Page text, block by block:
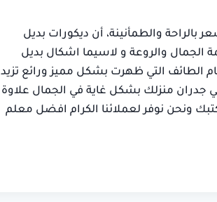
والطمأنينة، أن ديكورات بديل
الجمال والروعة و لاسيما اشكال بديل
الطائف التي ظهرت بشكل مميز ورائع تزيد
جدران منزلك بشكل غاية في الجمال علاوة
ونحن نوفر لعملائنا الكرام افضل معلم